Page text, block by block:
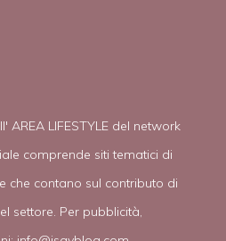
LIFESTYLE del network
comprende siti tematici di
che contano sul contributo di
settore. Per pubblicità,